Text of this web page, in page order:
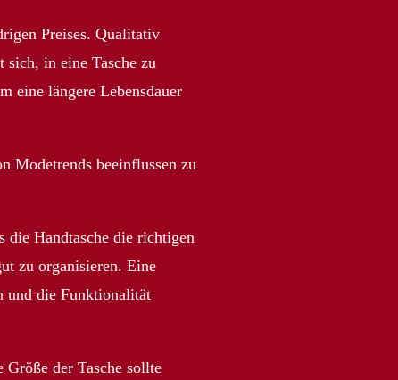
Preises. Qualitativ
sich, in eine Tasche zu
eine längere Lebensdauer
Modetrends beeinflussen zu
die Handtasche die richtigen
zu organisieren. Eine
und die Funktionalität
der Tasche sollte